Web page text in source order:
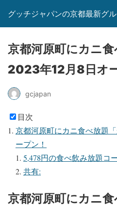
グッチジャパンの京都最新グル
京都河原町にカニ食
2023年12月8日オ
gcjapan
目次
京都河原町にカニ食べ放題
ープン！
5,478円の食べ飲み放題コー
共有:
京都河原町にカニ食